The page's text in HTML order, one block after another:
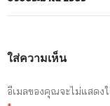
ใส่ความเห็น
อีเมลของคุณจะไม่แสดง